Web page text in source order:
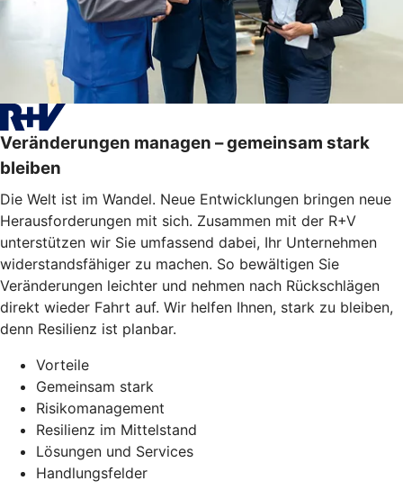
Veränderungen managen – gemeinsam stark
bleiben
Die Welt ist im Wandel. Neue Entwicklungen bringen neue
Herausforderungen mit sich. Zusammen mit der R+V
unterstützen wir Sie umfassend dabei, Ihr Unternehmen
widerstandsfähiger zu machen. So bewältigen Sie
Veränderungen leichter und nehmen nach Rückschlägen
direkt wieder Fahrt auf. Wir helfen Ihnen, stark zu bleiben,
denn Resilienz ist planbar.
Vorteile
Gemeinsam stark
Risikomanagement
Resilienz im Mittelstand
Lösungen und Services
Handlungsfelder